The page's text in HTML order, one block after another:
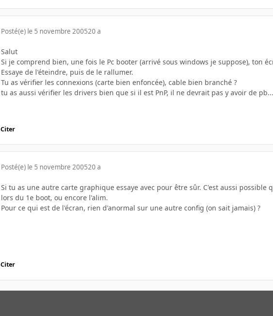
Posté(e) le 5 novembre 200520 a
Salut
Si je comprend bien, une fois le Pc booter (arrivé sous windows je suppose), ton
Essaye de l'éteindre, puis de le rallumer.
Tu as vérifier les connexions (carte bien enfoncée), cable bien branché ?
tu as aussi vérifier les drivers bien que si il est PnP, il ne devrait pas y avoir de
Citer
Posté(e) le 5 novembre 200520 a
Si tu as une autre carte graphique essaye avec pour être sûr. C'est aussi
lors du 1e boot, ou encore l'alim.
Pour ce qui est de l'écran, rien d'anormal sur une autre config (on sait jamais) ?
Citer